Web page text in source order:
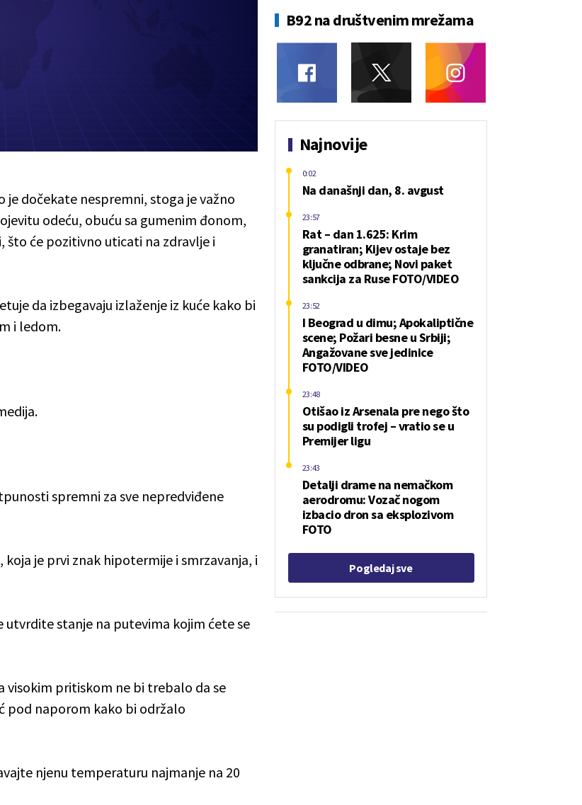
je dočekate nespremni, stoga je važno
odeću, obuću sa gumenim đonom,
što će pozitivno uticati na zdravlje i
da izbegavaju izlaženje iz kuće kako bi
i ledom.
spremni za sve nepredviđene
je prvi znak hipotermije i smrzavanja, i
utvrdite stanje na putevima kojim ćete se
visokim pritiskom ne bi trebalo da se
pod naporom kako bi održalo
njenu temperaturu najmanje na 20
B92 na društvenim mrežama
Najnovije
Na današnji dan, 8. avgust
0:02
Rat – dan 1.625: Krim
granatiran; Kijev ostaje bez
ključne odbrane; Novi paket
sankcija za Ruse FOTO/VIDEO
23:57
I Beograd u dimu; Apokaliptične
scene; Požari besne u Srbiji;
Angažovane sve jedinice
FOTO/VIDEO
23:52
Otišao iz Arsenala pre nego što
su podigli trofej – vratio se u
Premijer ligu
23:48
Detalji drame na nemačkom
aerodromu: Vozač nogom
izbacio dron sa eksplozivom
FOTO
23:43
Pogledaj sve